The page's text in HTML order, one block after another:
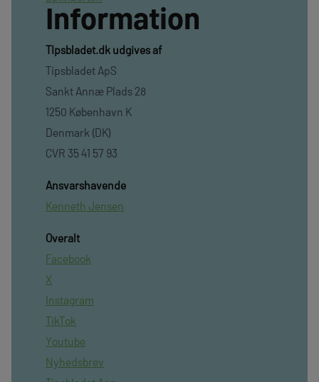
Information
TIpsbladet.dk udgives af
Tipsbladet ApS
Sankt Annæ Plads 28
1250 København K
Denmark (DK)
CVR 35 41 57 93
Ansvarshavende
Kenneth Jensen
Overalt
Facebook
X
Instagram
TikTok
Youtube
Nyhedsbrev